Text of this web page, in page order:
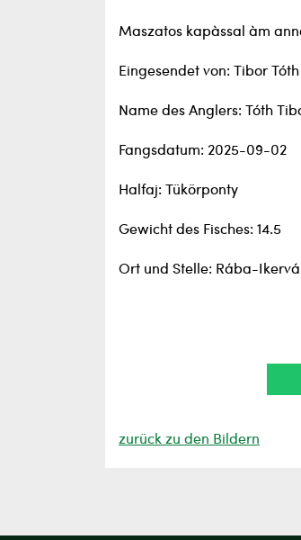
Maszatos kapàssal àm
Eingesendet von: Tibor Tóth
Name des Anglers: Tóth
Fangsdatum: 2025-09-02
Halfaj: Tükörponty
Gewicht des Fisches: 14.5
Ort und Stelle: Rába-
zurück zu den Bildern